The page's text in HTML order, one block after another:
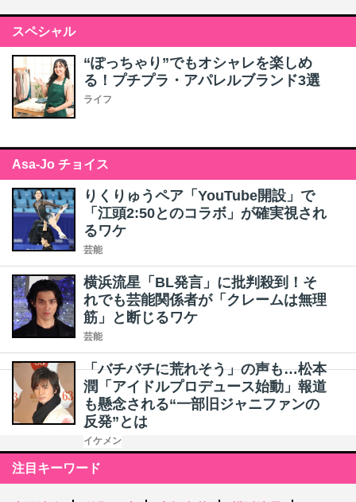
スペシャル
“ぽっちゃり”でもオシャレを楽しめ
る！プチプラ・アパレルブランド3選
ライフ
Asa-Jo チョイス
りくりゅうペア「YouTube開設」で
「江頭2:50とのコラボ」が確実視され
るワケ
芸能
横浜流星「BL発言」に批判殺到！そ
れでも芸能関係者が「クレームは無理
筋」と断じるワケ
芸能
「バチバチに荒れそう」の声も…松本
潤「アイドルプロデュース始動」報道
も懸念される“一部旧ジャニファンの
反発”とは
イケメン
注目キーワード